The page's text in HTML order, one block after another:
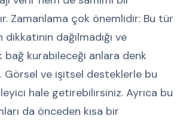
Zamanlama çok önemlidir: Bu tür
dikkatinin dağılmadığı ve
bağ kurabileceği anlara denk
Görsel ve işitsel desteklerle bu
hale getirebilirsiniz. Ayrıca bu
da önceden kısa bir